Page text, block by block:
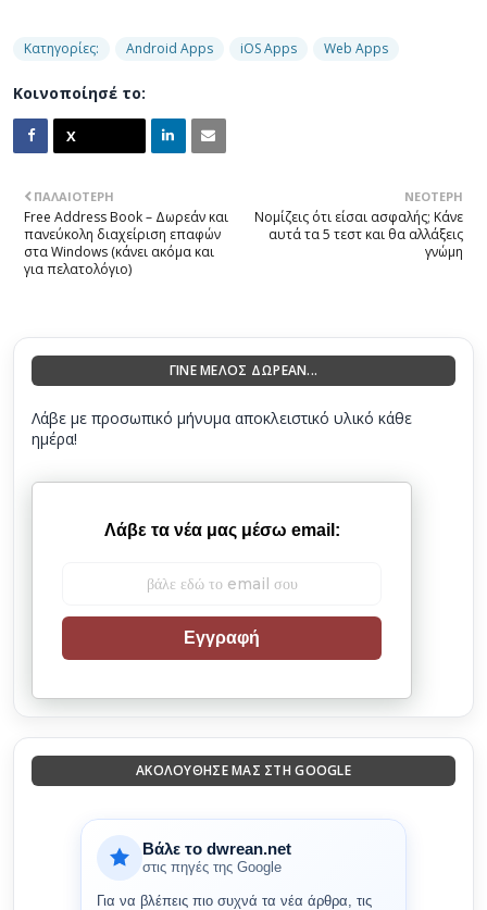
Κατηγορίες: Android Apps iOS Apps Web Apps
Κοινοποίησέ το:
ΝΕΌΤΕΡΗ
Νομίζεις ότι είσαι ασφαλής; Κάνε
αυτά τα 5 τεστ και θα αλλάξεις
γνώμη
ΠΑΛΑΙΌΤΕΡΗ
Free Address Book – Δωρεάν και
πανεύκολη διαχείριση επαφών
στα Windows (κάνει ακόμα και
για πελατολόγιο)
ΓΙΝΕ ΜΕΛΟΣ ΔΩΡΕΑΝ...
Λάβε με προσωπικό μήνυμα αποκλειστικό υλικό κάθε
ημέρα!
Λάβε τα νέα μας μέσω email:
Εγγραφή
ΑΚΟΛΟΎΘΗΣΈ ΜΑΣ ΣΤΗ GOOGLE
Βάλε το dwrean.net
στις πηγές της Google
Για να βλέπεις πιο συχνά τα νέα άρθρα, τις